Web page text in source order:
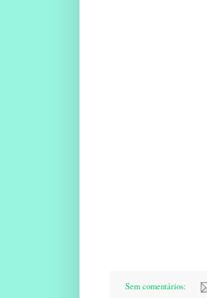
Sem comentários: